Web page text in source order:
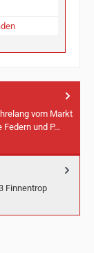
vom Markt
und P…
Finnentrop